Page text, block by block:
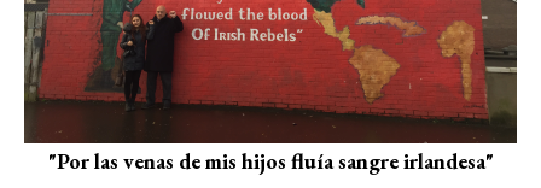
"Por las venas de mis hijos fluía sangre irlandesa"